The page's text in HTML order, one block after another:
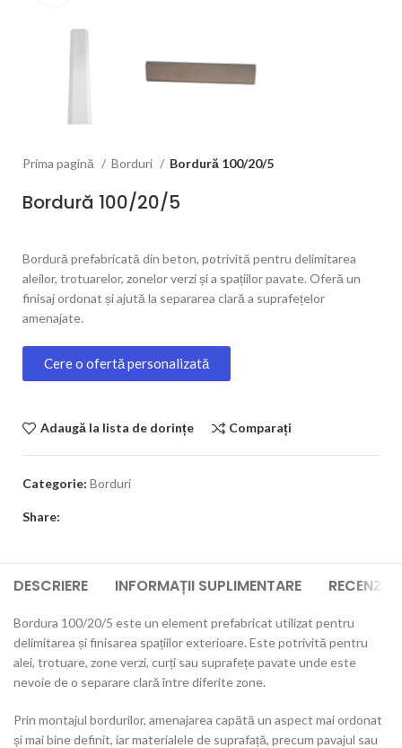
Prima pagină Borduri Bordură 100/20/5
Bordură 100/20/5
Bordură prefabricată din beton, potrivită pentru delimitarea
aleilor, trotuarelor, zonelor verzi și a spațiilor pavate. Oferă un
finisaj ordonat și ajută la separarea clară a suprafețelor
amenajate.
Cere o ofertă personalizată
Adaugă la lista de dorințe Comparați
Categorie: Borduri
Share:
DESCRIERE INFORMAȚII SUPLIMENTARE RECENZII
Bordura 100/20/5 este un element prefabricat utilizat pentru
delimitarea și finisarea spațiilor exterioare. Este potrivită pentru
alei, trotuare, zone verzi, curți sau suprafețe pavate unde este
nevoie de o separare clară între diferite zone.
Prin montajul bordurilor, amenajarea capătă un aspect mai ordonat
și mai bine definit, iar materialele de suprafață, precum pavajul sau